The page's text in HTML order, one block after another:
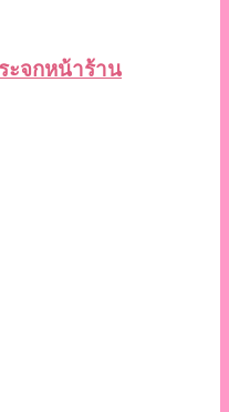
ะจกหน้าร้าน